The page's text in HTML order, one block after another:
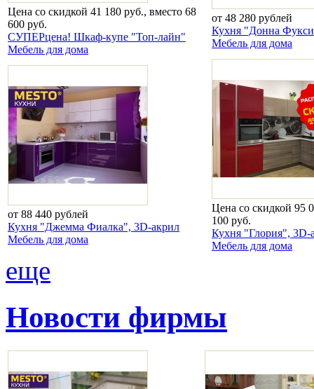
Цена со скидкой 41 180 руб., вместо 68
600 руб.
СУПЕРцена! Шкаф-купе "Топ-лайн"
Мебель для дома
от 48 280 рублей
Кухня "Донна
Мебель для дома
от 88 440 рублей
Кухня "Джемма Фиалка", 3D-акрил
Мебель для дома
Цена со скидкой 95
100 руб.
Кухня "Глория", 3D-
Мебель для дома
еще
Новости фирмы